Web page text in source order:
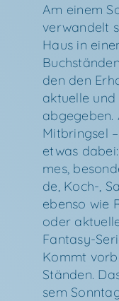
Am einem
ver­wan­delt
Haus in
den den
aktu­el­le
abge­ge­ben.
Mit­bring­sel
etwas
mes,
de, Koch-,
eben­so wie
oder
Fantasy-
Kommt
Stän­den.
sem